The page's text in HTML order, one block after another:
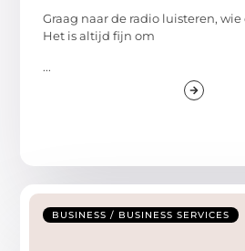
Graag naar de radio luisteren,
Het is altijd fijn om
...
BUSINESS / BUSINESS SERVICES